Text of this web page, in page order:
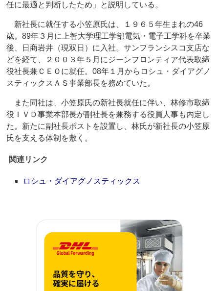
任に最適と判断したため」と説明している。
新社長に就任する小笠原氏は、１９６５年生まれの46
歳。89年３月に上智大学理工学部電気・電子工学科を卒業
後、日商岩井（現双日）に入社。サンフランシスコ支店な
どを経て、２００３年５月にジーンフロンティア代表取締
役社長兼ＣＥＯに就任。08年１月からロシュ・ダイアグノ
スティックスＡＳ事業部長を務めていた。
また同社は、小笠原氏の新社長就任に伴い、林修市取締
役ＩＶＤ事業本部長が副社長を兼務する役員人事も内定し
た。新たに副社長ポストを設置し、林氏が新社長の小笠原
氏を支える体制を敷く。
関連リンク
ロシュ・ダイアグノスティックス